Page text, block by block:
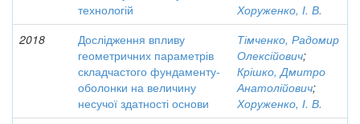
технологій
Хоруженко, І. В.
2018
Дослідження впливу
геометричних параметрів
складчастого фундаменту-
оболонки на величину
несучої здатності основи
Тімченко, Радомир
Олексійович;
Крішко, Дмитро
Анатолійович;
Хоруженко, І. В.